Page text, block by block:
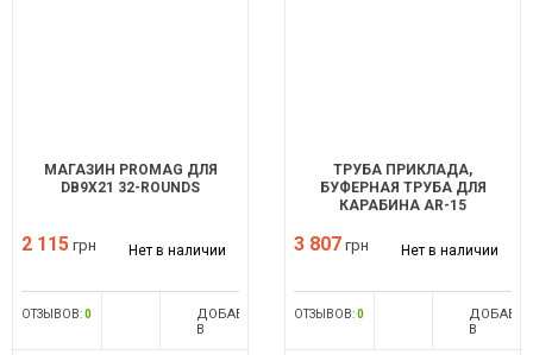
МАГАЗИН PROMAG ДЛЯ
DB9Х21 32-ROUNDS
2 115 грн Нет в наличии
ОТЗЫВОВ:0
ДОБАВИТЬ
В
ТРУБА ПРИКЛАДА,
БУФЕРНАЯ ТРУБА ДЛЯ
КАРАБИНА AR-15
3 807 грн Нет в наличии
ОТЗЫВОВ:0
В